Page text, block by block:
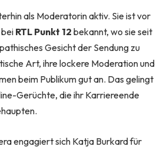
als Moderatorin aktiv. Sie ist vor
RTL Punkt 12 bekannt, wo sie seit
Gesicht der Sendung zu
Art, ihre lockere Moderation und
beim Publikum gut an. Das gelingt
Gerüchte, die ihr Karriereende
engagiert sich Katja Burkard für